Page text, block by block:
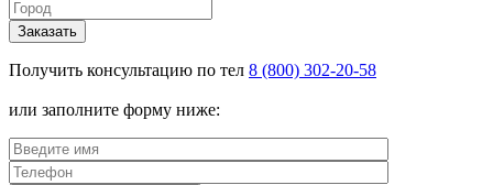
Заказать
Получить консультацию по тел 8 (800) 302-20-58
или заполните форму ниже: